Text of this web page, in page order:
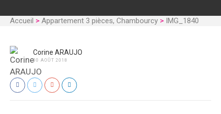
Accueil > Appartement 3 pièces, Chambourcy > IMG_1840
Corine ARAUJO
30 AOÛT 2018